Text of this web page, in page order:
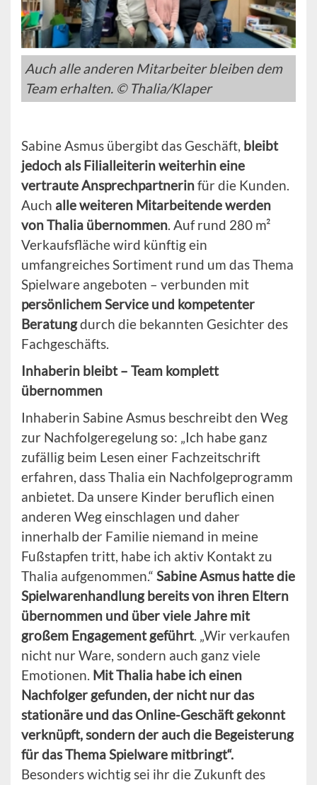
Auch alle anderen Mitarbeiter bleiben dem
Team erhalten. © Thalia/Klaper
Sabine Asmus übergibt das Geschäft, bleibt
jedoch als Filialleiterin weiterhin eine
vertraute Ansprechpartnerinfür die Kunden.
Auch alle weiteren Mitarbeitende werden
von Thalia übernommen. Auf rund 280 m²
Verkaufsfläche wird künftig ein
umfangreiches Sortiment rund um das Thema
Spielware angeboten – verbunden mit
persönlichem Service und kompetenter
Beratungdurch die bekannten Gesichter des
Fachgeschäfts.
Inhaberin bleibt – Team komplett
übernommen
Inhaberin Sabine Asmus beschreibt den Weg
zur Nachfolgeregelung so: „Ich habe ganz
zufällig beim Lesen einer Fachzeitschrift
erfahren, dass Thalia ein Nachfolgeprogramm
anbietet. Da unsere Kinder beruflich einen
anderen Weg einschlagen und daher
innerhalb der Familie niemand in meine
Fußstapfen tritt, habe ich aktiv Kontakt zu
Thalia aufgenommen.“ Sabine Asmus hatte die
Spielwarenhandlung bereits von ihren Eltern
übernommen und über viele Jahre mit
großem Engagement geführt. „Wir verkaufen
nicht nur Ware, sondern auch ganz viele
Emotionen. Mit Thalia habe ich einen
Nachfolger gefunden, der nicht nur das
stationäre und das Online-Geschäft gekonnt
verknüpft, sondern der auch die Begeisterung
für das Thema Spielware mitbringt“.
Besonders wichtig sei ihr die Zukunft des